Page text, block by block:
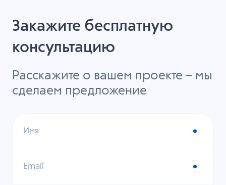
Закажите бесплатную
консультацию
Расскажите о вашем проекте – мы
сделаем предложение
Имя
Email